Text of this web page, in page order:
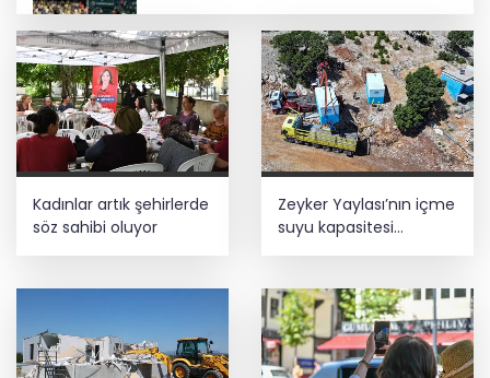
Lukaku Fener’e mi, Beşiktaş’a mı geliyor?
İbrahim Burkay seçimlerde açık ara
önde! Dev lansmanda neler oldu?
İş Bankası Grubu üst yönetiminde görev
değişimi
Kadınlar artık şehirlerde
söz sahibi oluyor
Zeyker Yaylası’nın içme
suyu kapasitesi
güçlendirildi